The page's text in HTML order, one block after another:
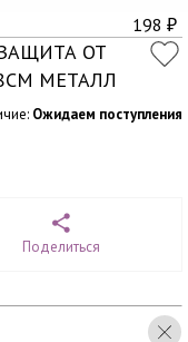
198 ₽
ОТ
МЕТАЛЛ
Ожидаем поступления
Поделиться